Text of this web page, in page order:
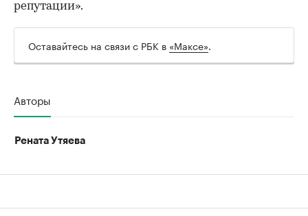
репутации».
Оставайтесь на связи с РБК в «Максе».
Авторы
Рената Утяева